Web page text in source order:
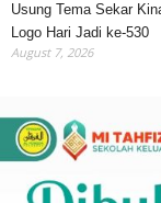
Usung Tema Sekar
Logo Hari Jadi ke-530
August 7, 2026